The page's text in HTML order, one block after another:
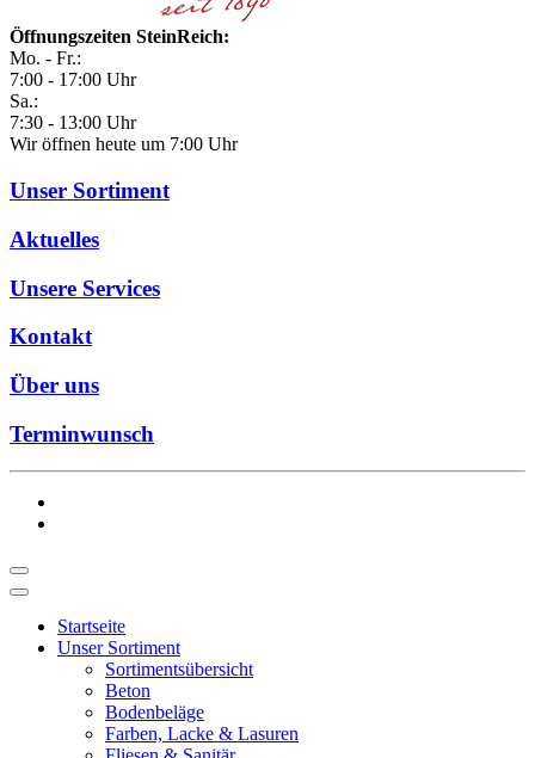
Öffnungszeiten SteinReich:
Mo. - Fr.:
7:00 - 17:00 Uhr
Sa.:
7:30 - 13:00 Uhr
Wir öffnen heute um 7:00 Uhr
Unser Sortiment
Aktuelles
Unsere Services
Kontakt
Über uns
Terminwunsch
Startseite
Unser Sortiment
Sortimentsübersicht
Beton
Bodenbeläge
Farben, Lacke & Lasuren